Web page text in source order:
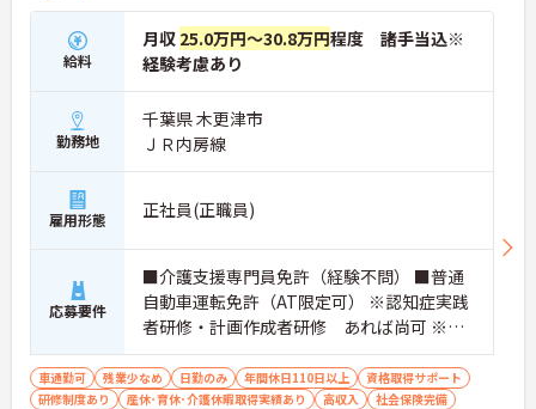
給料
月収 25.0万円～30.8万円程度 諸手当込※
経験考慮あり
勤務地
千葉県 木更津市
ＪＲ内房線
雇用形態 正社員(正職員)
応募要件
■介護支援専門員免許（経験不問） ■普通
自動車運転免許（AT限定可） ※認知症実践
者研修・計画作成者研修 あれば尚可 ※未
受講の場合は入社後、会社負担にて受講し
ていただきます。
車通勤可 残業少なめ 日勤のみ 年間休日110日以上
資格取得サポート
研修制度あり
産休･育休･介護休暇取得実績あり 高収入
社会保険完備